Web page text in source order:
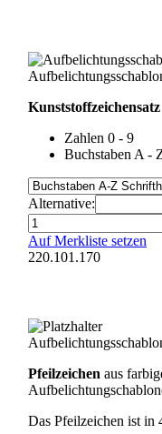
Kunststoffzeichensatz
Zahlen 0 - 9
Buchstaben A -
Alternative:
(Satz)
Menge
Auf Merkliste setzen
220.101.170
Pfeilzeichen aus
Das Pfeilzeichen ist in